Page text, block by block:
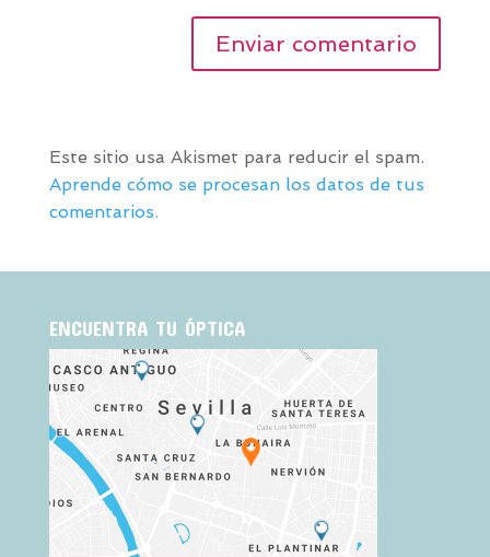
Este sitio usa Akismet para reducir el spam.
Aprende cómo se procesan los datos de tus
comentarios.
ENCUENTRA TU ÓPTICA